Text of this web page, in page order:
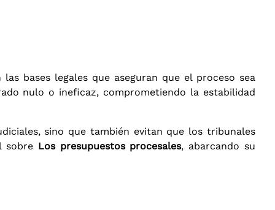
bases legales que aseguran que el proceso sea
nulo o ineficaz, comprometiendo la estabilidad
sino que también evitan que los tribunales
sobre Los presupuestos procesales, abarcando su